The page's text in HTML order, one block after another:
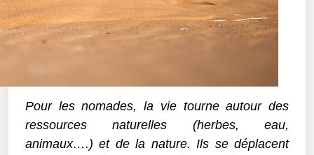
Pour les nomades, la vie tourne autour des
ressources naturelles (herbes, eau,
animaux….)et de la nature.Ils se déplacent